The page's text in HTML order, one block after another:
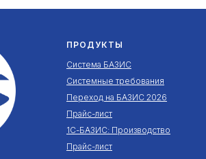
ПРОДУКТЫ
Система БАЗИС
Системные требования
Переход на БАЗИС 2026
Прайс-лист
1С-БАЗИС: Производство
Прайс-лист